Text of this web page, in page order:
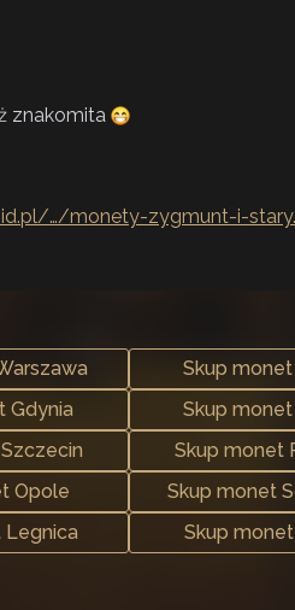
znakomita
…/monety-zygmunt-i-
Skup
Gdynia
Skup monet
Skup monet
Opole
Skup monet
Legnica
Skup